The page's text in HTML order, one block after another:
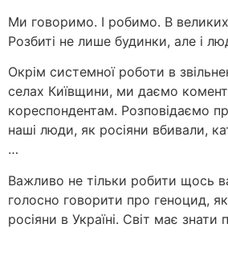
Ми говоримо. І робимо. В
Розбиті не лише будинки, але і
Окрім системної роботи в
селах Київщини, ми даємо
кореспондентам. Розповідаємо
наші люди, як росіяни вбивали,
…
Важливо не тільки робити щось
голосно говорити про геноцид,
росіяни в Україні. Світ має знати